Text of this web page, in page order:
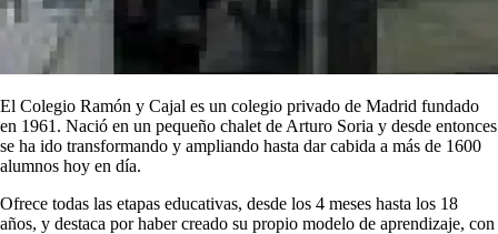
El Colegio Ramón y Cajal es un colegio privado de Madrid fundado
en 1961. Nació en un pequeño chalet de Arturo Soria y desde entonces
se ha ido transformando y ampliando hasta dar cabida a más de 1600
alumnos hoy en día.
Ofrece todas las etapas educativas, desde los 4 meses hasta los 18
años, y destaca por haber creado su propio modelo de aprendizaje, con